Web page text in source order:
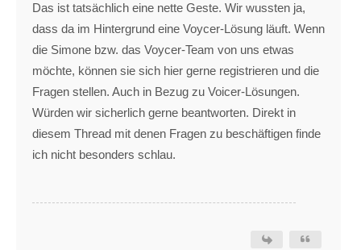
Das ist tatsächlich eine nette Geste. Wir wussten ja,
dass da im Hintergrund eine Voycer-Lösung läuft. Wenn
die Simone bzw. das Voycer-Team von uns etwas
möchte, können sie sich hier gerne registrieren und die
Fragen stellen. Auch in Bezug zu Voicer-Lösungen.
Würden wir sicherlich gerne beantworten. Direkt in
diesem Thread mit denen Fragen zu beschäftigen finde
ich nicht besonders schlau.